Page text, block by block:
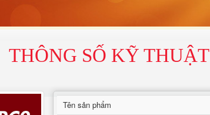
THÔNG SỐ KỸ THUẬT
Tên sản phẩm